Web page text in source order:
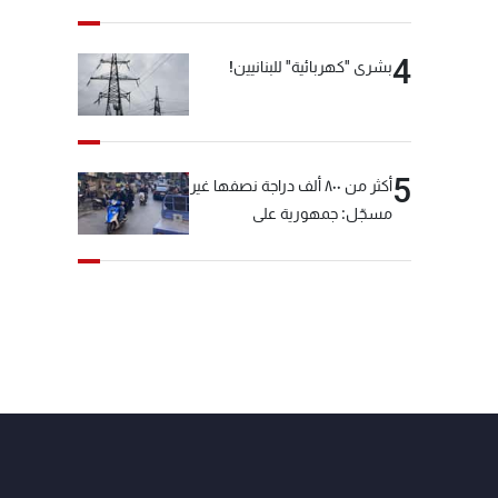
4بشرى "كهربائية" للبنانيين!
5
أكثر من ٨٠٠ ألف دراجة نصفها غير
مسجّل: جمهورية على